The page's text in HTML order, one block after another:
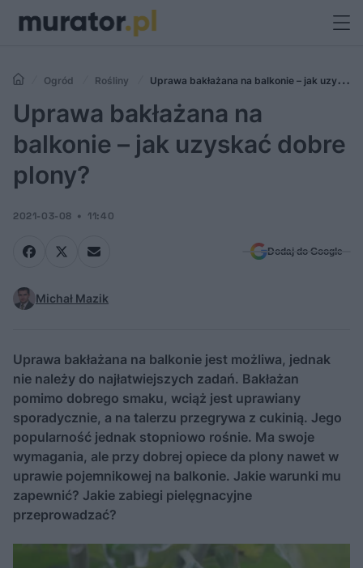
Ogród Rośliny
Uprawa bakłażana na balkonie – jak uzyskać
dobre plony?
Uprawa bakłażana na
balkonie – jak uzyskać dobre
plony?
2021-03-08 11:40
Dodaj do Google
Michał Mazik
Uprawa bakłażana na balkonie jest możliwa, jednak
nie należy do najłatwiejszych zadań. Bakłażan
pomimo dobrego smaku, wciąż jest uprawiany
sporadycznie, a na talerzu przegrywa z cukinią. Jego
popularność jednak stopniowo rośnie. Ma swoje
wymagania, ale przy dobrej opiece da plony nawet w
uprawie pojemnikowej na balkonie. Jakie warunki mu
zapewnić? Jakie zabiegi pielęgnacyjne
przeprowadzać?